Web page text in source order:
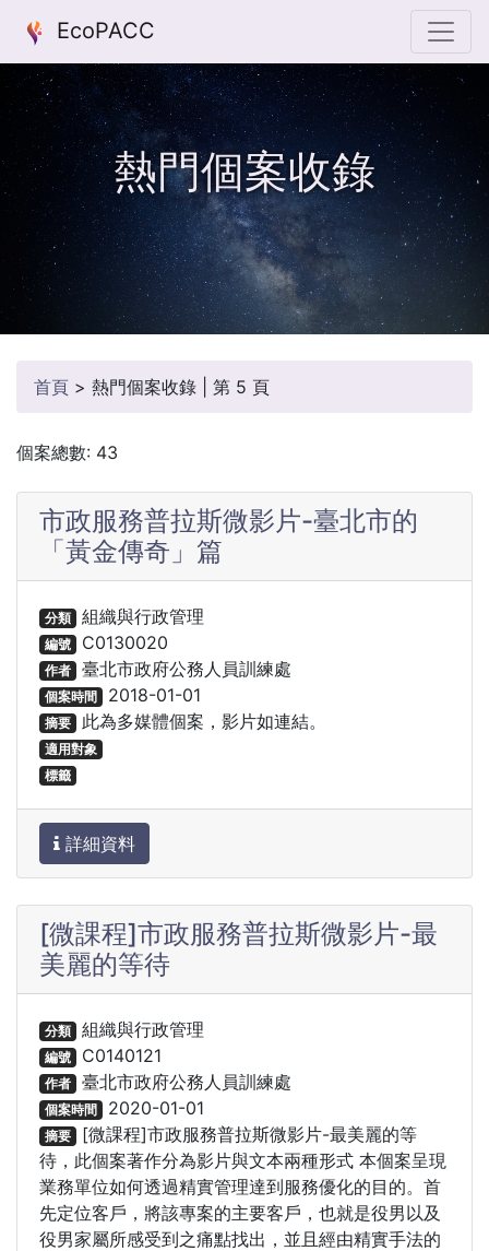
EcoPACC
熱門個案收錄
首頁 > 熱門個案收錄 | 第 5 頁
個案總數: 43
市政服務普拉斯微影片-臺北市的
「黃金傳奇」篇
分類 組織與行政管理
編號 C0130020
作者 臺北市政府公務人員訓練處
個案時間 2018-01-01
摘要 此為多媒體個案，影片如連結。
適用對象
標籤
詳細資料
[微課程]市政服務普拉斯微影片-最
美麗的等待
分類 組織與行政管理
編號 C0140121
作者 臺北市政府公務人員訓練處
個案時間 2020-01-01
摘要 [微課程]市政服務普拉斯微影片-最美麗的等
待，此個案著作分為影片與文本兩種形式 本個案呈現
業務單位如何透過精實管理達到服務優化的目的。首
先定位客戶，將該專案的主要客戶，也就是役男以及
役男家屬所感受到之痛點找出，並且經由精實手法的